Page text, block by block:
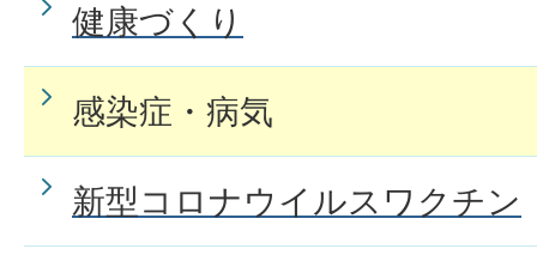
健康づくり
感染症・病気
新型コロナウイルスワクチン